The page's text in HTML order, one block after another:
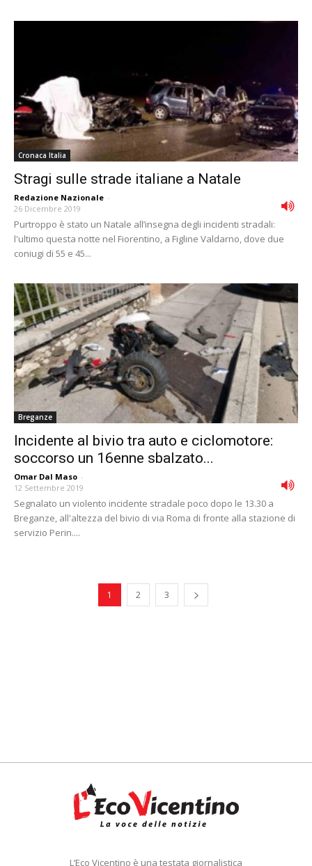
Cronaca Italia
Stragi sulle strade italiane a Natale
Redazione Nazionale -
26 Dicembre 2019
Purtroppo è stato un Natale all’insegna degli incidenti stradali:
l'ultimo questa notte nel Fiorentino, a Figline Valdarno, dove due
coniugi di 55 e 45...
Breganze
Incidente al bivio tra auto e ciclomotore:
soccorso un 16enne sbalzato...
Omar Dal Maso -
12 Settembre 2019
Segnalato un violento incidente stradale poco dopo le 13.30 a
Breganze, all'altezza del bivio di via Roma di fronte alla stazione di
servizio Perin....
1 2 3
L’Eco Vicentino è una testata giornalistica